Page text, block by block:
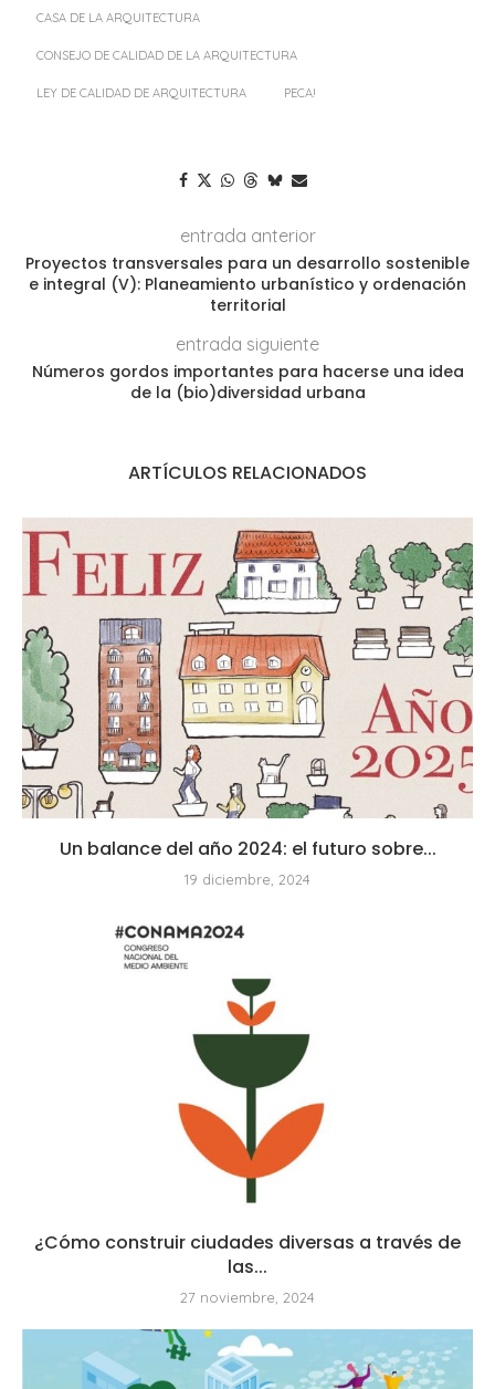
CASA DE LA ARQUITECTURA
CONSEJO DE CALIDAD DE LA ARQUITECTURA
LEY DE CALIDAD DE ARQUITECTURA PECA!
entrada anterior
Proyectos transversales para un desarrollo sostenible
e integral (V): Planeamiento urbanístico y ordenación
territorial
entrada siguiente
Números gordos importantes para hacerse una idea
de la (bio)diversidad urbana
ARTÍCULOS RELACIONADOS
Un balance del año 2024: el futuro sobre...
19 diciembre, 2024
¿Cómo construir ciudades diversas a través de
las...
27 noviembre, 2024